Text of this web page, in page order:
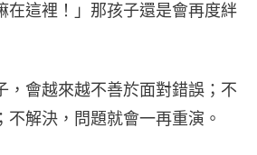
在這裡！」那孩子還是會再度絆
，會越來越不善於面對錯誤；不
不解決，問題就會一再重演。